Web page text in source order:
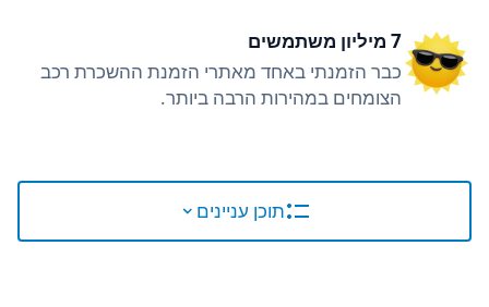
7 מיליון משתמשים
כבר הזמנתי באחד מאתרי הזמנת ההשכרת רכב
הצומחים במהירות הרבה ביותר.
תוכן עניינים